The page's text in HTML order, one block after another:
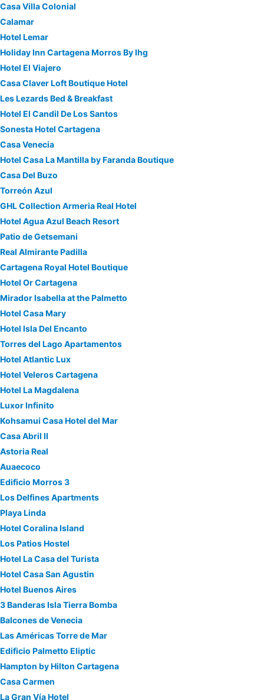
Casa Villa Colonial
Calamar
Hotel Lemar
Holiday Inn Cartagena Morros By Ihg
Hotel El Viajero
Casa Claver Loft Boutique Hotel
Les Lezards Bed & Breakfast
Hotel El Candil De Los Santos
Sonesta Hotel Cartagena
Casa Venecia
Hotel Casa La Mantilla by Faranda Boutique
Casa Del Buzo
Torreón Azul
GHL Collection Armeria Real Hotel
Hotel Agua Azul Beach Resort
Patio de Getsemani
Real Almirante Padilla
Cartagena Royal Hotel Boutique
Hotel Or Cartagena
Mirador Isabella at the Palmetto
Hotel Casa Mary
Hotel Isla Del Encanto
Torres del Lago Apartamentos
Hotel Atlantic Lux
Hotel Veleros Cartagena
Hotel La Magdalena
Luxor Infinito
Kohsamui Casa Hotel del Mar
Casa Abril II
Astoria Real
Auaecoco
Edificio Morros 3
Los Delfines Apartments
Playa Linda
Hotel Coralina Island
Los Patios Hostel
Hotel La Casa del Turista
Hotel Casa San Agustin
Hotel Buenos Aires
3 Banderas Isla Tierra Bomba
Balcones de Venecia
Las Américas Torre de Mar
Edificio Palmetto Eliptic
Hampton by Hilton Cartagena
Casa Carmen
La Gran Vía Hotel